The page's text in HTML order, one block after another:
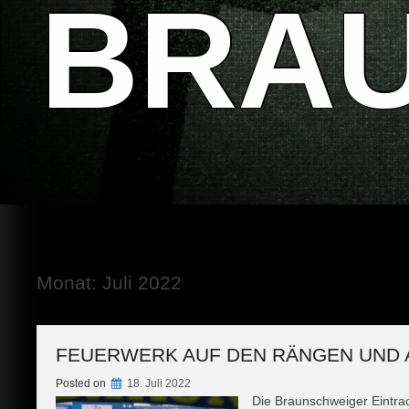
Monat: Juli 2022
FEUERWERK AUF DEN RÄNGEN UND
Posted on 18. Juli 2022
Die Braunschweiger